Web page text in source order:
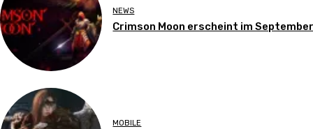
NEWS
Crimson Moon erscheint im
MOBILE